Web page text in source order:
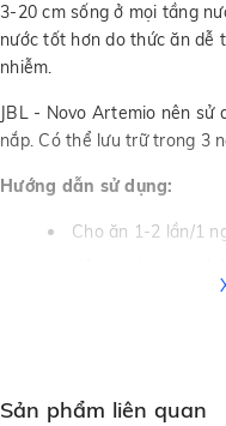
3-20 cm sống ở mọi tầng
nước tốt hơn do thức ăn dễ
nhiễm.
JBL - Novo Artemio nên sử
nắp. Có thể lưu trữ trong 3
Hướng dẫn sử dụng:
Cho ăn 1-2 lần/1
Sản phẩm liên quan